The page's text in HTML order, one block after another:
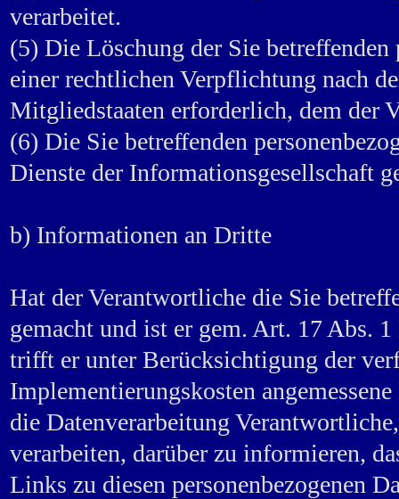
verarbeitet.
(5) Die Löschung der Sie
einer rechtlichen Verpflichtung nach
Mitgliedstaaten erforderlich, dem der
(6) Die Sie betreffenden
Dienste der Informationsgesellschaft
b) Informationen an Dritte
Hat der Verantwortliche die Sie
gemacht und ist er gem. Art. 17 Abs.
trifft er unter Berücksichtigung der
Implementierungskosten
die Datenverarbeitung
verarbeiten, darüber zu informieren,
Links zu diesen personenbezogenen